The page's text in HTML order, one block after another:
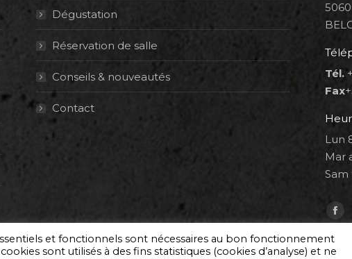
Dégustation
Réservation de salle
Conseils & nouveautés
Contact
Tél.
Fax
Lun
Mar
Sam
et fonctionnels sont nécessaires au bon fonctionnement
sont utilisés à des fins statistiques (cookies d’analyse) et ne